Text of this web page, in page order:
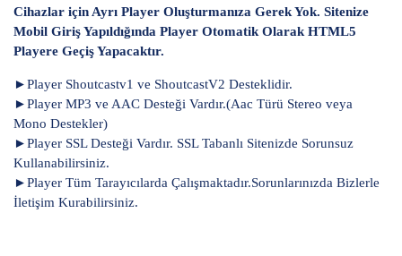
Cihazlar için Ayrı Player Oluşturmanıza Gerek Yok. Sitenize
Mobil Giriş Yapıldığında Player Otomatik Olarak HTML5
Playere Geçiş Yapacaktır.
►Player Shoutcastv1 ve ShoutcastV2 Desteklidir.
►Player MP3 ve AAC Desteği Vardır.(Aac Türü Stereo veya
Mono Destekler)
►Player SSL Desteği Vardır. SSL Tabanlı Sitenizde Sorunsuz
Kullanabilirsiniz.
►Player Tüm Tarayıcılarda Çalışmaktadır.Sorunlarınızda Bizlerle
İletişim Kurabilirsiniz.